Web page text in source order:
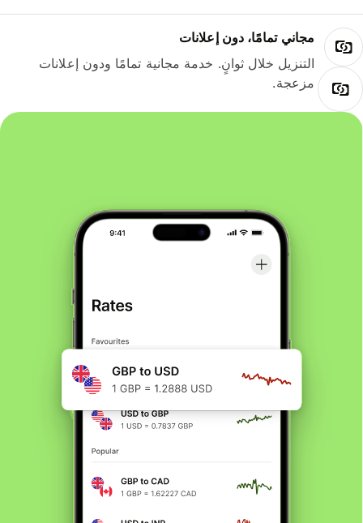
مجاني تمامًا، دون إعلانات
التنزيل خلال ثوانٍ. خدمة مجانية تمامًا ودون إعلانات
مزعجة.